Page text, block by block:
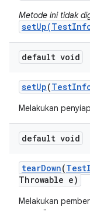
Metode ini tidak
default void
setUp(Test
Melakukan
default void
tearDown(Test
Throwable e)
Melakukan